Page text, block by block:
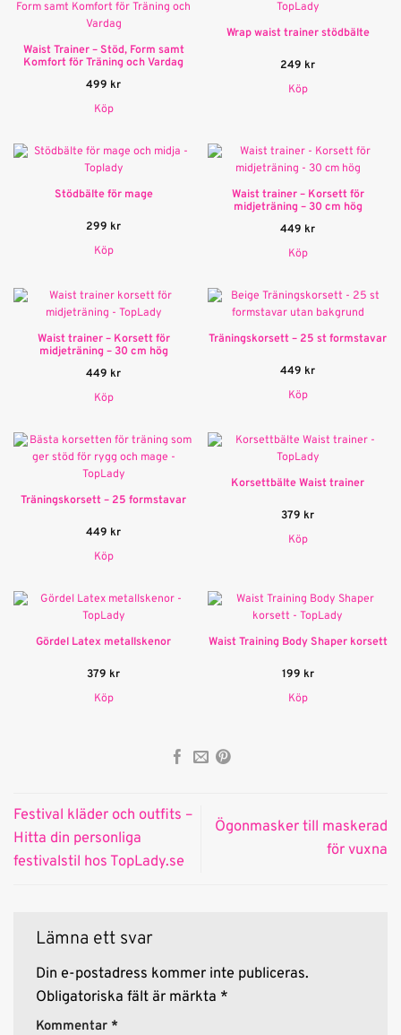
Waist Trainer – Stöd, Form samt
Komfort för Träning och Vardag
499 kr
Köp
Wrap waist trainer stödbälte
249 kr
Köp
Stödbälte för mage
299 kr
Köp
Waist trainer – Korsett för
midjeträning – 30 cm hög
449 kr
Köp
Waist trainer – Korsett för
midjeträning – 30 cm hög
449 kr
Köp
Träningskorsett – 25 st formstavar
449 kr
Köp
Träningskorsett – 25 formstavar
449 kr
Köp
Korsettbälte Waist trainer
379 kr
Köp
Gördel Latex metallskenor
379 kr
Köp
Waist Training Body Shaper korsett
199 kr
Köp
Festival kläder och outfits –
Hitta din personliga
festivalstil hos TopLady.se
Ögonmasker till maskerad
för vuxna
Lämna ett svar
Din e-postadress kommer inte publiceras.
Obligatoriska fält är märkta *
Kommentar *